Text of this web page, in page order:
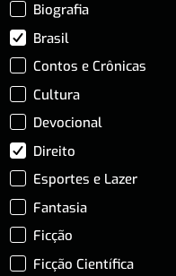
Biografia
Brasil
Contos e Crônicas
Cultura
Devocional
Direito
Esportes e Lazer
Fantasia
Ficção
Ficção Científica